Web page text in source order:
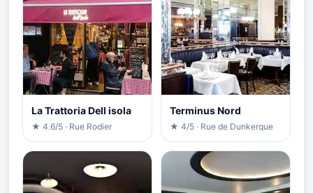
La Trattoria Dell isola
★ 4.6/5 · Rue Rodier
Terminus Nord
★ 4/5 · Rue de Dunkerque